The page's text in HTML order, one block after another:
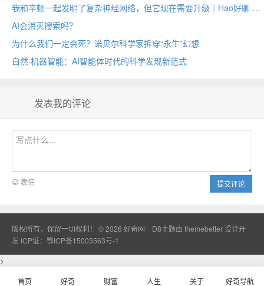
我和辛顿一起发明了复杂神经网络，但它现在需要升级｜Hao好聊 X AI先驱谢诺夫斯基
AI会消灭搜索吗？
为什么我们一定会死？诺贝尔科学家拆穿“永生”幻想
自然·机器智能：AI智能体时代的科学发现新范式
发表我的评论
提交评论
表情
版权所有，保留一切权利！ © 2026 好奇网 D8主题由 themebetter设计开
发 ICP证：鄂ICP备15003563号-1
首页 好奇 财富 人生 关于 好奇导航
>